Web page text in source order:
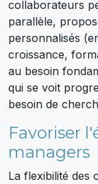
collaborateurs
parallèle,
personnalisés
croissance,
au besoin
qui se voit
besoin de
Favoriser
managers
La flexibilité des